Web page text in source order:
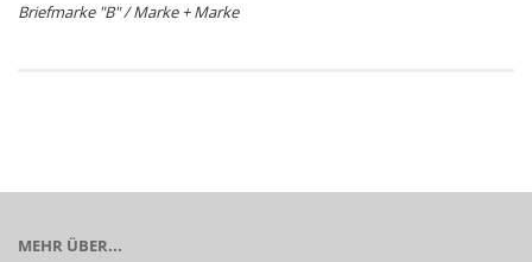
Briefmarke "B" / Marke + Marke
MEHR ÜBER...